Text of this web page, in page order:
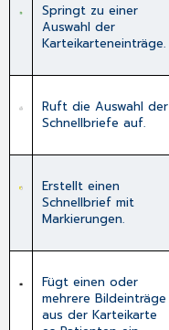
Springt zu einer
Auswahl der
Karteikarteneinträge.
Ruft die Auswahl der
Schnellbriefe auf.
Erstellt einen
Schnellbrief mit
Markierungen.
Fügt einen oder
mehrere Bildeinträge
aus der Karteikarte